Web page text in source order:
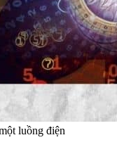
luồng điện